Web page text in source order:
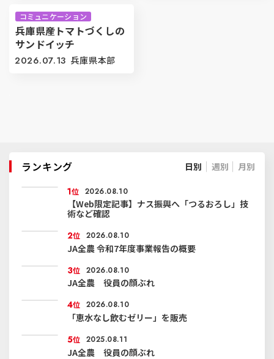
コミュニケーション
兵庫県産トマトづくしの
サンドイッチ
2026.07.13 兵庫県本部
ランキング 日別 週別 月別
1位 2026.08.10
【Web限定記事】ナス振興へ「つるおろし」技
術など確認
2位 2026.08.10
JA全農 令和7年度事業報告の概要
3位 2026.08.10
JA全農 役員の顔ぶれ
4位 2026.08.10
「恵水なし飲むゼリー」を販売
5位 2025.08.11
JA全農 役員の顔ぶれ